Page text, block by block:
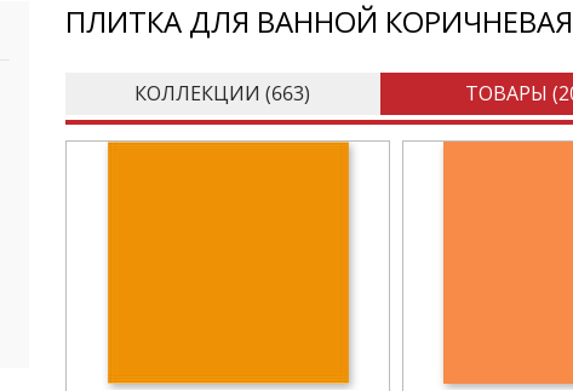
ПЛИТКА ДЛЯ ВАННОЙ КОРИЧНЕВАЯ
КОЛЛЕКЦИИ (663) ТОВАРЫ (